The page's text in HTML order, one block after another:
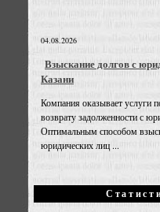
04.08.2026
Взыскание долгов с
Казани
Компания оказывает услуги
возврату задолженности с
Оптимальным способом
юридических лиц ...